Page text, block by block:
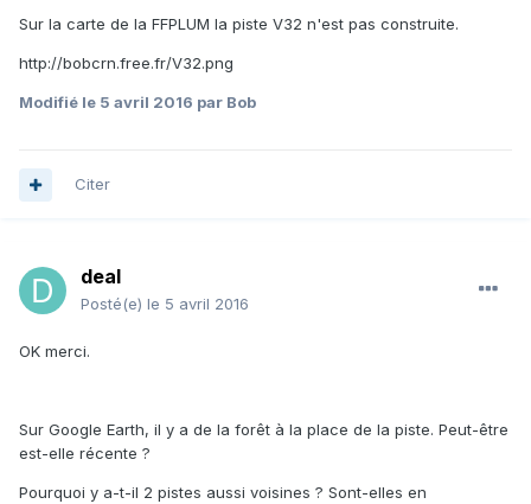
Sur la carte de la FFPLUM la piste V32 n'est pas construite.
http://bobcrn.free.fr/V32.png
Modifié le 5 avril 2016 par Bob
Citer
deal
Posté(e) le 5 avril 2016
OK merci.
Sur Google Earth, il y a de la forêt à la place de la piste. Peut-être
est-elle récente ?
Pourquoi y a-t-il 2 pistes aussi voisines ? Sont-elles en